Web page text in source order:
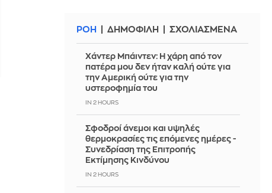
ΡΟΗ ΔΗΜΟΦΙΛΗ ΣΧΟΛΙΑΣΜΕΝΑ
Χάντερ Μπάιντεν: Η χάρη από τον
πατέρα μου δεν ήταν καλή ούτε για
την Αμερική ούτε για την
υστεροφημία του
IN 2 HOURS
Σφοδροί άνεμοι και υψηλές
θερμοκρασίες τις επόμενες ημέρες -
Συνεδρίαση της Επιτροπής
Εκτίμησης Κινδύνου
IN 2 HOURS